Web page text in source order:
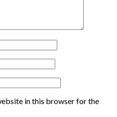
in this browser for the